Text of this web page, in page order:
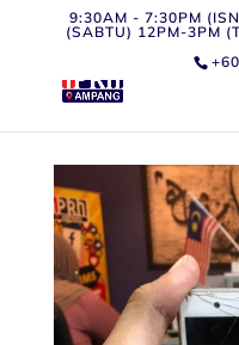
9:30AM - 7:30PM
(SABTU) 12PM-3PM